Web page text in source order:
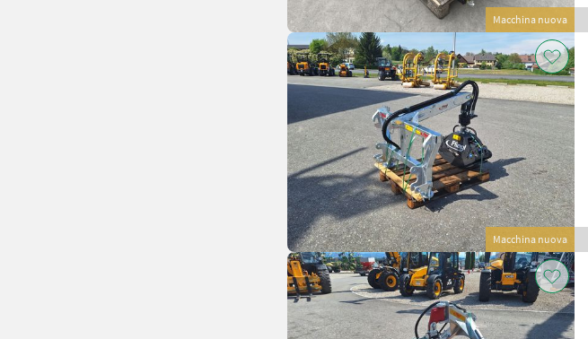
Macchina nuova
Macchina nuova